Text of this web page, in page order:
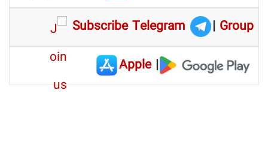
Subscribe Telegram
| Group
|
Apple